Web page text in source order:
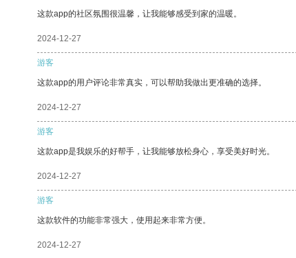
这款app的社区氛围很温馨，让我能够感受到家的温暖。
2024-12-27
游客
这款app的用户评论非常真实，可以帮助我做出更准确的选择。
2024-12-27
游客
这款app是我娱乐的好帮手，让我能够放松身心，享受美好时光。
2024-12-27
游客
这款软件的功能非常强大，使用起来非常方便。
2024-12-27